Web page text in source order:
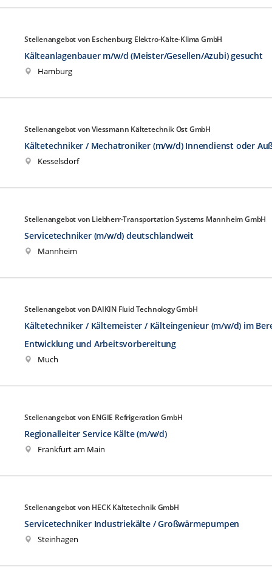
Stellenangebot von Eschenburg Elektro-Kälte-Klima GmbH
Kälteanlagenbauer m/w/d (Meister/Gesellen/Azubi) gesucht
Hamburg
Stellenangebot von Viessmann Kältetechnik Ost GmbH
Kältetechniker / Mechatroniker (m/w/d) Innendienst oder
Kesselsdorf
Stellenangebot von Liebherr-Transportation Systems Mannheim GmbH
Servicetechniker (m/w/d) deutschlandweit
Mannheim
Stellenangebot von DAIKIN Fluid Technology GmbH
Kältetechniker / Kältemeister / Kälteingenieur (m/w/d) im
Entwicklung und Arbeitsvorbereitung
Much
Stellenangebot von ENGIE Refrigeration GmbH
Regionalleiter Service Kälte (m/w/d)
Frankfurt am Main
Stellenangebot von HECK Kältetechnik GmbH
Servicetechniker Industriekälte / Großwärmepumpen
Steinhagen